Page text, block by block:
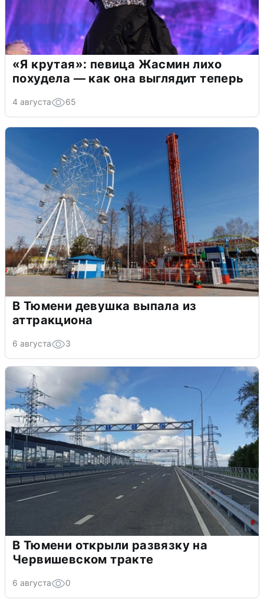
«Я крутая»: певица Жасмин лихо
похудела — как она выглядит теперь
4 августа 65
В Тюмени девушка выпала из
аттракциона
6 августа 3
В Тюмени открыли развязку на
Червишевском тракте
6 августа 0